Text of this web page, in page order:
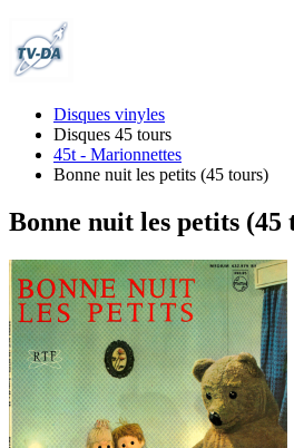
Disques vinyles
Disques 45 tours
45t - Marionnettes
Bonne nuit les petits (45 tours)
Bonne nuit les petits (45